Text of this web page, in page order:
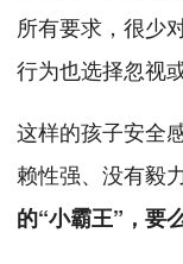
所有要求，很少
行为也选择忽视
这样的孩子安全
赖性强、没有毅
的“小霸王”，要